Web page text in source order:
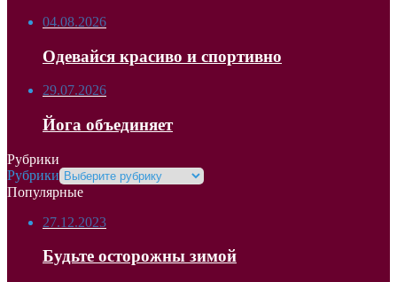
04.08.2026
Одевайся красиво и спортивно
29.07.2026
Йога объединяет
Рубрики
Рубрики
Популярные
27.12.2023
Будьте осторожны зимой